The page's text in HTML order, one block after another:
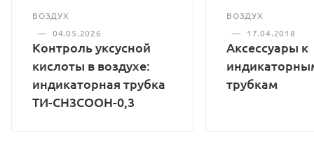
ВОЗДУХ
— 04.05.2026
Контроль уксусной
кислоты в воздухе:
индикаторная трубка
ТИ-CH3COOH-0,3
ВОЗДУХ
—
17.04.2018
Аксессуары к
трубкам